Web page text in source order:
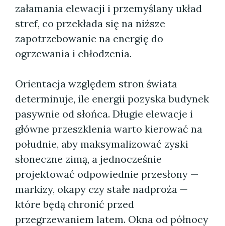
załamania elewacji i przemyślany układ
stref, co przekłada się na niższe
zapotrzebowanie na energię do
ogrzewania i chłodzenia.
Orientacja względem stron świata
determinuje, ile energii pozyska budynek
pasywnie od słońca. Długie elewacje i
główne przeszklenia warto kierować na
południe, aby maksymalizować zyski
słoneczne zimą, a jednocześnie
projektować odpowiednie przesłony —
markizy, okapy czy stałe nadproża —
które będą chronić przed
przegrzewaniem latem. Okna od północy